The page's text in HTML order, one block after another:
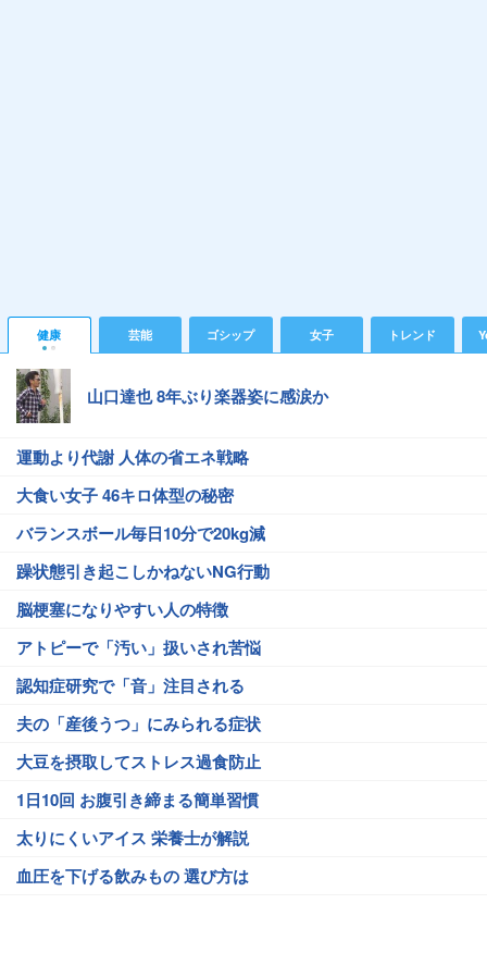
健康 芸能 ゴシップ 女子 トレンド
山口達也 8年ぶり楽器姿に感涙か
運動より代謝 人体の省エネ戦略
大食い女子 46キロ体型の秘密
バランスボール毎日10分で20kg減
躁状態引き起こしかねないNG行動
脳梗塞になりやすい人の特徴
アトピーで「汚い」扱いされ苦悩
認知症研究で「音」注目される
夫の「産後うつ」にみられる症状
大豆を摂取してストレス過食防止
1日10回 お腹引き締まる簡単習慣
太りにくいアイス 栄養士が解説
血圧を下げる飲みもの 選び方は